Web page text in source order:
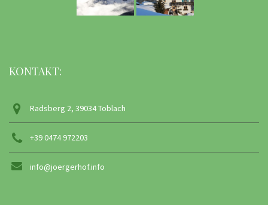
KONTAKT:
Radsberg 2, 39034 Toblach
+39 0474 972203
info@joergerhof.info